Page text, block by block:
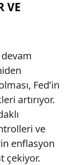
VE
Fed’in
artırıyor.
ve
enflasyon
çekiyor.